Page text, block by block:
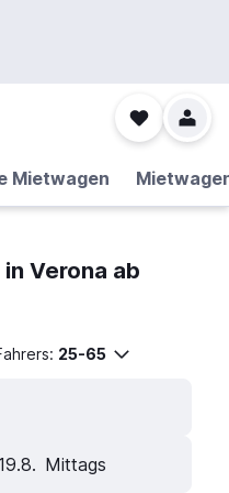
Mietwagen
Verona ab
25-65
Mittags